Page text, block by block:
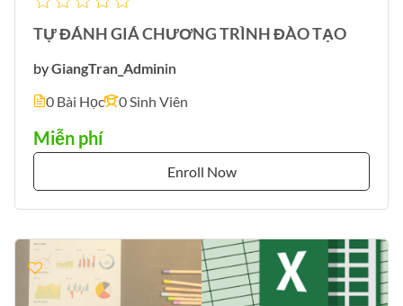
TỰ ĐÁNH GIÁ CHƯƠNG TRÌNH ĐÀO TẠO
byGiangTran_Adminin
0 Bài Học
0 Sinh Viên
Miễn phí
Enroll Now